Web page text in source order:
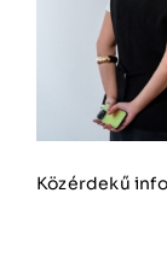
Közérdekű